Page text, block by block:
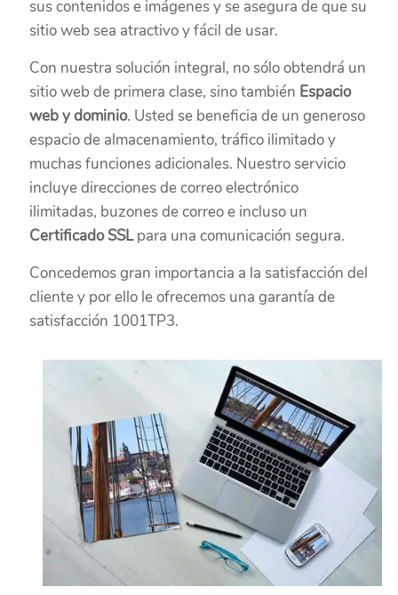
sus contenidos e imágenes y se asegura de que su
sitio web sea atractivo y fácil de usar.
Con nuestra solución integral, no sólo obtendrá un
sitio web de primera clase, sino también Espacio
web y dominio. Usted se beneficia de un generoso
espacio de almacenamiento, tráfico ilimitado y
muchas funciones adicionales. Nuestro servicio
incluye direcciones de correo electrónico
ilimitadas, buzones de correo e incluso un
Certificado SSLpara una comunicación segura.
Concedemos gran importancia a la satisfacción del
cliente y por ello le ofrecemos una garantía de
satisfacción 1001TP3.